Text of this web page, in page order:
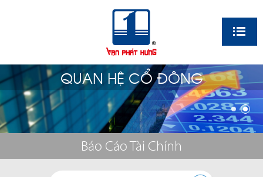
QUAN HỆ CỔ ĐÔNG
Báo Cáo Tài Chính